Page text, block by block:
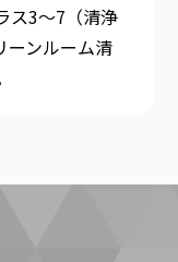
ス3〜7（清浄
ーンルーム清